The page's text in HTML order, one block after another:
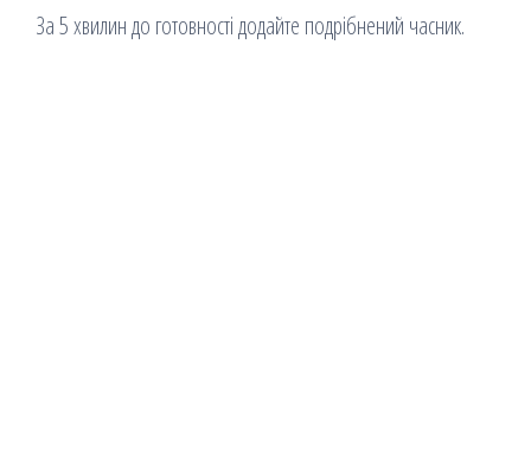
За 5 хвилин до готовності додайте подрібнений часник.